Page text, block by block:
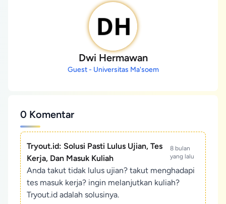
Dwi Hermawan
Guest - Universitas Ma'soem
0 Komentar
Tryout.id: Solusi Pasti Lulus Ujian, Tes
Kerja, Dan Masuk Kuliah
8 bulan
yang lalu
Anda takut tidak lulus ujian? takut menghadapi
tes masuk kerja? ingin melanjutkan kuliah?
Tryout.id adalah solusinya.